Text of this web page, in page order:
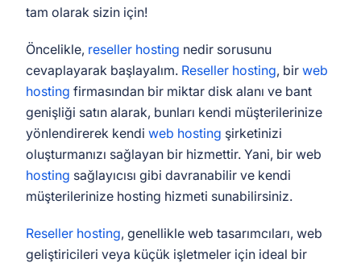
tam olarak sizin için!
Öncelikle, reseller hosting nedir sorusunu
cevaplayarak başlayalım. Reseller hosting, bir web
hosting firmasından bir miktar disk alanı ve bant
genişliği satın alarak, bunları kendi müşterilerinize
yönlendirerek kendi web hosting şirketinizi
oluşturmanızı sağlayan bir hizmettir. Yani, bir web
hosting sağlayıcısı gibi davranabilir ve kendi
müşterilerinize hosting hizmeti sunabilirsiniz.
Reseller hosting, genellikle web tasarımcıları, web
geliştiricileri veya küçük işletmeler için ideal bir